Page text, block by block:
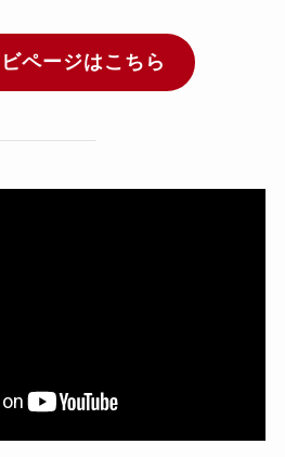
ページはこちら